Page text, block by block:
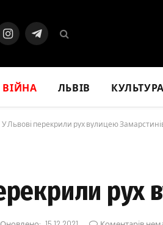
InstagramTelegram
ВІЙНА ЛЬВІВ КУЛЬТУРА
У Львові перекрили рух вулицею
рух